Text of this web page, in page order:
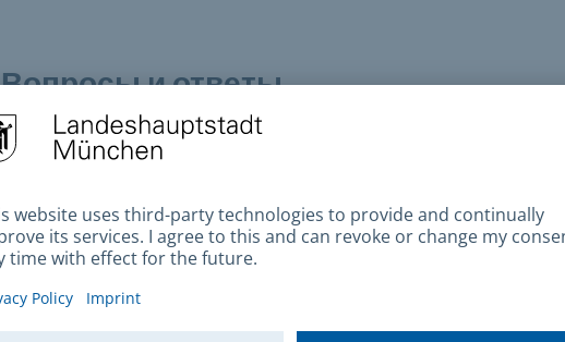
Вопросы и ответы
Если вы получили свидетельство о праве или обязательстве
от Сервисного центра по иммиграции и натурализации, вы
можете выбрать, у какого провайдера вы хотели бы пройти
курс.